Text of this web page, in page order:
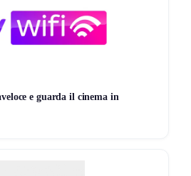
e guarda il cinema in